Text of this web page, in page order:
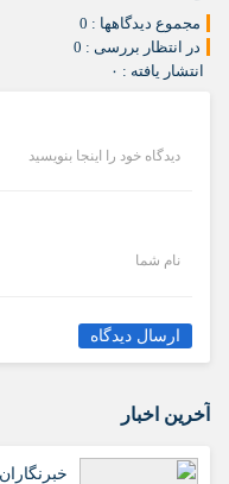
مجموع دیدگاهها : 0
در انتظار بررسی : 0
انتشار یافته : ۰
دیدگاه خود را اینجا بنویسید
نام شما
ارسال دیدگاه
آخرین اخبار